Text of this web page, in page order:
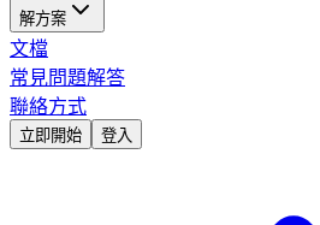
解方案
文檔
常見問題解答
聯絡方式
立即開始 登入